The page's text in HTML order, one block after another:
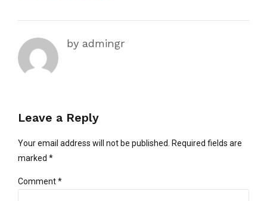
by admingr
Leave a Reply
Your email address will not be published. Required fields are
marked *
Comment*